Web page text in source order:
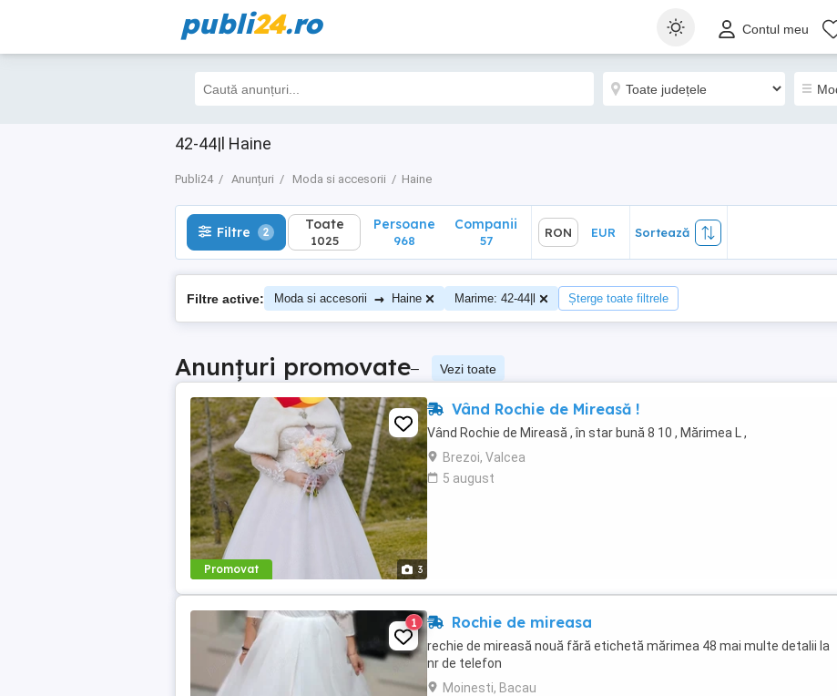
publi24.ro Contul meu
42-44|l Haine
Publi24 Anunțuri Moda si accesorii Haine
Filtre 2 Toate
1025
Sortează
Filtre 2 Toate
1025
Persoane
968
Companii
57
RON EUR Sortează
Filtre active: Moda si accesorii → Haine Marime: 42-44|l Șterge toate filtrele
Anunțuri promovate– Vezi toate
Promovat 3
Vând Rochie de Mireasă !
Vând Rochie de Mireasă , în star bună 8 10 , Mărimea L ,
Brezoi, Valcea
5 august
1 Rochie de mireasa
rechie de mireasă nouă fără etichetă mărimea 48 mai multe detalii la
nr de telefon
Moinesti, Bacau